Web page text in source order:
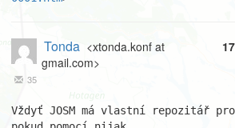
Tonda <xtonda.konf at
gmail.com>
35
Vždyť JOSM má vlastní repozitář